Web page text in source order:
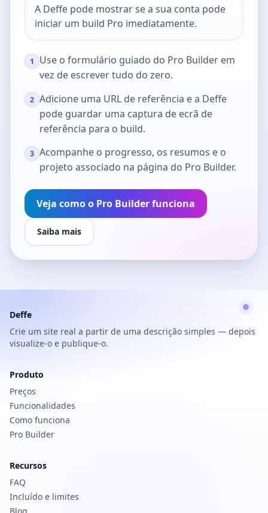
A Deffe pode mostrar se a sua conta pode
iniciar um build Pro imediatamente.
1 Use o formulário guiado do Pro Builder em
vez de escrever tudo do zero.
2 Adicione uma URL de referência e a Deffe
pode guardar uma captura de ecrã de
referência para o build.
3 Acompanhe o progresso, os resumos e o
projeto associado na página do Pro Builder.
Veja como o Pro Builder funciona
Saiba mais
Deffe
Crie um site real a partir de uma descrição simples — depois
visualize-o e publique-o.
Produto
Preços
Funcionalidades
Como funciona
Pro Builder
Recursos
FAQ
Incluído e limites